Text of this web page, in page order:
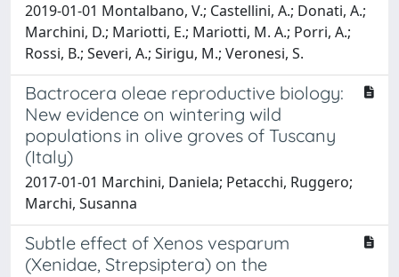
2019-01-01 Montalbano, V.; Castellini, A.; Donati, A.;
Marchini, D.; Mariotti, E.; Mariotti, M. A.; Porri, A.;
Rossi, B.; Severi, A.; Sirigu, M.; Veronesi, S.
Bactrocera oleae reproductive biology:
New evidence on wintering wild
populations in olive groves of Tuscany
(Italy)
2017-01-01 Marchini, Daniela; Petacchi, Ruggero;
Marchi, Susanna
Subtle effect of Xenos vesparum
(Xenidae, Strepsiptera) on the